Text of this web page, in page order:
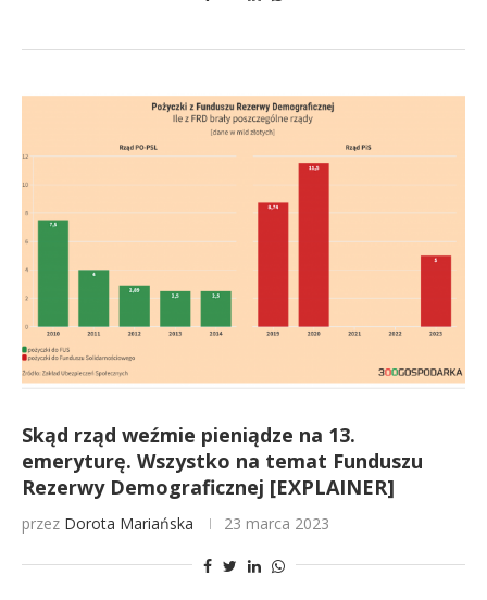
Skąd rząd weźmie pieniądze na 13.
emeryturę. Wszystko na temat Funduszu
Rezerwy Demograficznej [EXPLAINER]
przez Dorota Mariańska 23 marca 2023